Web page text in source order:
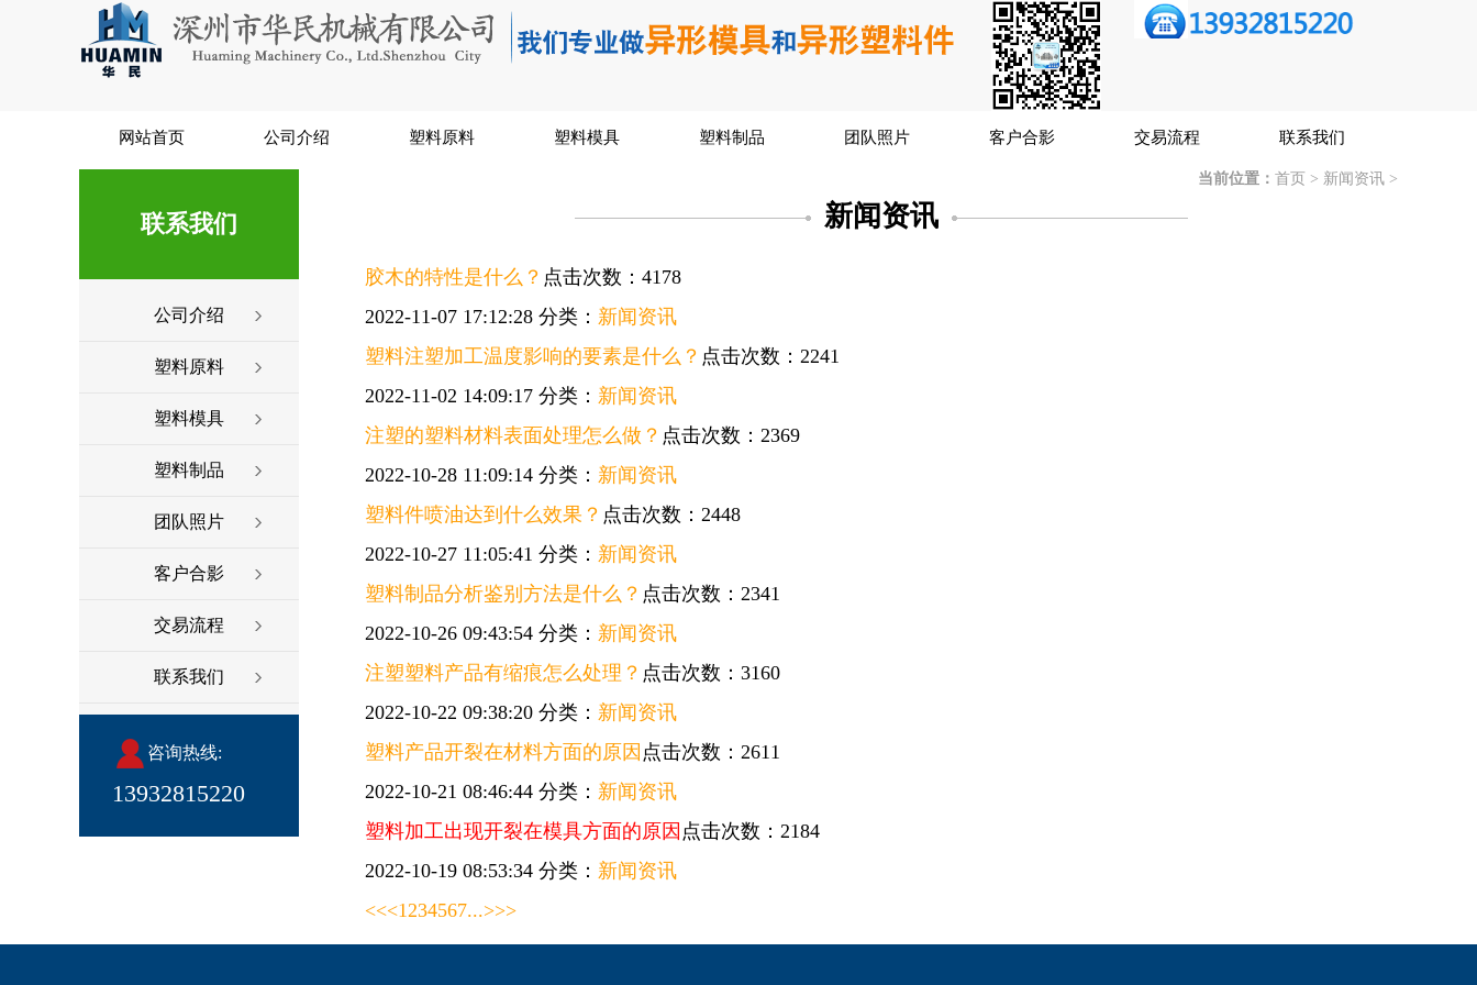
网站首页 公司介绍 塑料原料 塑料模具 塑料制品 团队照片 客户合影 交易流程 联系我们
联系我们
公司介绍
塑料原料
塑料模具
塑料制品
团队照片
客户合影
交易流程
联系我们
咨询热线:
13932815220
当前位置： 首页 > 新闻资讯 >
新闻资讯
胶木的特性是什么？ 点击次数：4178
2022-11-07 17:12:28 分类： 新闻资讯
塑料注塑加工温度影响的要素是什么？ 点击次数：2241
2022-11-02 14:09:17 分类： 新闻资讯
注塑的塑料材料表面处理怎么做？ 点击次数：2369
2022-10-28 11:09:14 分类： 新闻资讯
塑料件喷油达到什么效果？ 点击次数：2448
2022-10-27 11:05:41 分类： 新闻资讯
塑料制品分析鉴别方法是什么？ 点击次数：2341
2022-10-26 09:43:54 分类： 新闻资讯
注塑塑料产品有缩痕怎么处理？ 点击次数：3160
2022-10-22 09:38:20 分类： 新闻资讯
塑料产品开裂在材料方面的原因 点击次数：2611
2022-10-21 08:46:44 分类： 新闻资讯
塑料加工出现开裂在模具方面的原因 点击次数：2184
2022-10-19 08:53:34 分类： 新闻资讯
<<<1 234567...>>>